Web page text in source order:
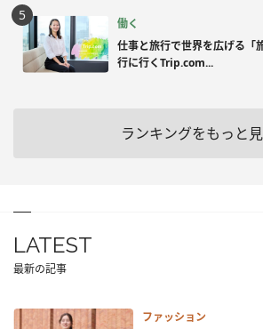
働く
仕事と旅行で世界を広げる「
行に行くTrip.com...
ランキングをもっと
LATEST
最新の記事
ファッション